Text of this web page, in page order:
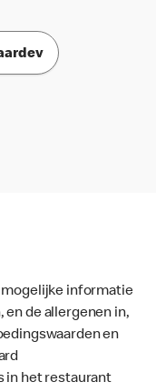
mogelijke informatie
en de allergenen in,
en
in het restaurant